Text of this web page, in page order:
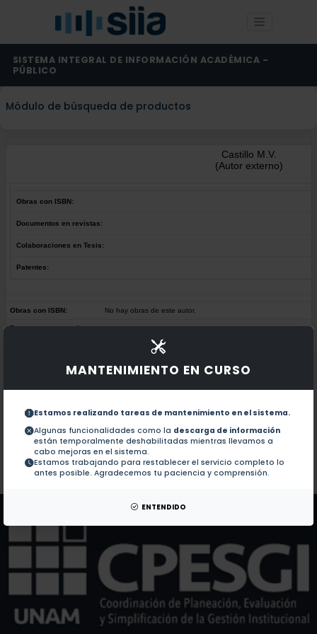
MANTENIMIENTO EN CURSO
Estamos realizando tareas de mantenimiento en el sistema.
Algunas funcionalidades como la descarga de información
están temporalmente deshabilitadas mientras llevamos a
cabo mejoras en el sistema.
Estamos trabajando para restablecer el servicio completo lo
antes posible. Agradecemos tu paciencia y comprensión.
ENTENDIDO
SISTEMA INTEGRAL DE INFORMACIÓN ACADÉMICA -
PÚBLICO
Módulo de búsqueda de productos
Castillo M.V.
(Autor externo)
Obras con ISBN:
Documentos en revistas:
Colaboraciones en Tesis:
Patentes:
Obras con ISBN: No hay obras de este autor.
Documentos en revistas:
Biotechnology in Cuba through the glass of the
Colaboraciones en Tesis: No hay tesis de este autor.